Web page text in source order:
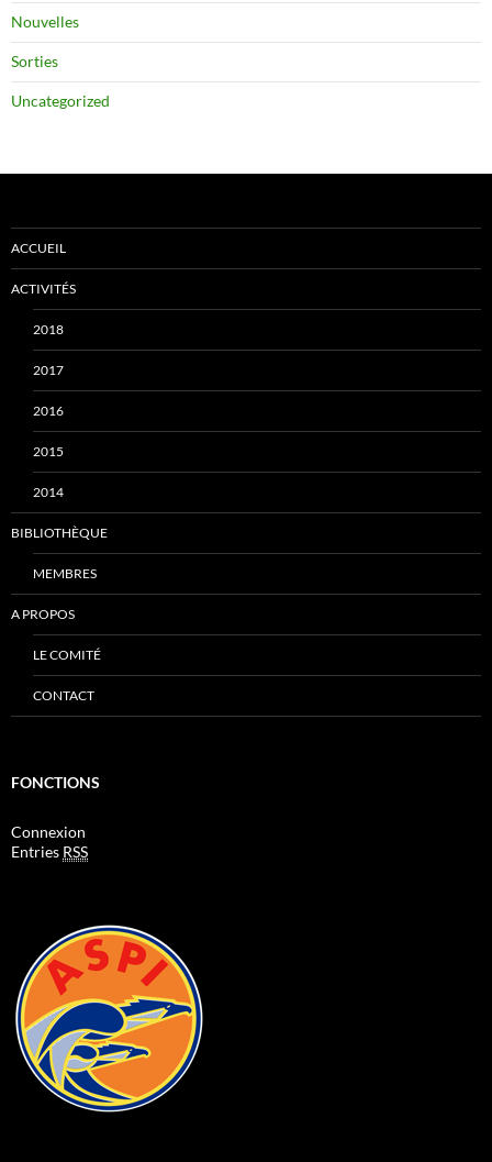
Nouvelles
Sorties
Uncategorized
ACCUEIL
ACTIVITÉS
2018
2017
2016
2015
2014
BIBLIOTHÈQUE
MEMBRES
A PROPOS
LE COMITÉ
CONTACT
FONCTIONS
Connexion
Entries RSS